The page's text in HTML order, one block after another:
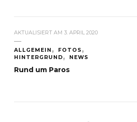
AKTUALISIERT AM 3. APRIL 2020
ALLGEMEIN
FOTOS
HINTERGRUND
NEWS
Rund um Paros